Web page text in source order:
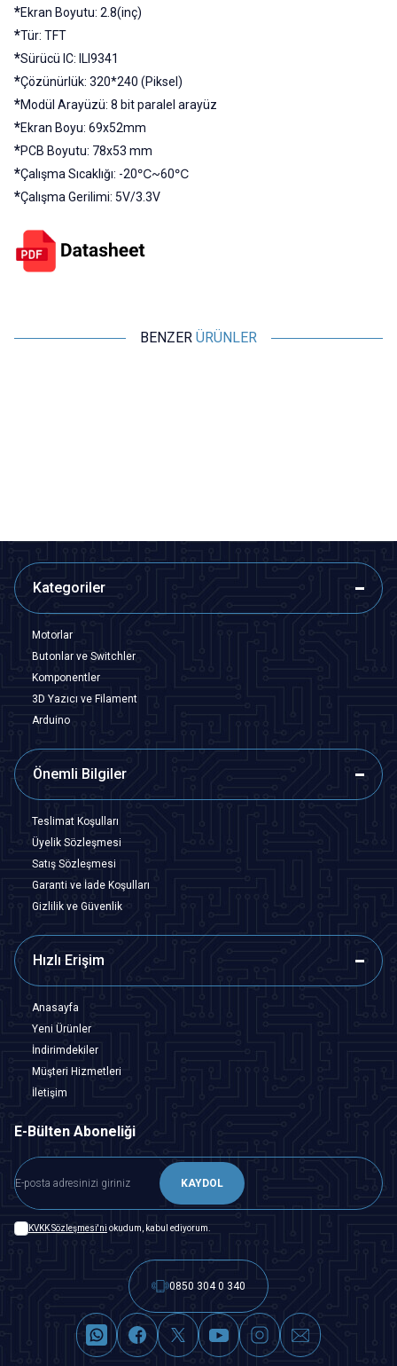
*Ekran Boyutu: 2.8(inç)
*Tür: TFT
*Sürücü IC: ILI9341
*Çözünürlük: 320*240 (Piksel)
*Modül Arayüzü: 8 bit paralel arayüz
*Ekran Boyu: 69x52mm
*PCB Boyutu: 78x53 mm
*Çalışma Sıcaklığı: -20℃~60℃
*Çalışma Gerilimi: 5V/3.3V
BENZER ÜRÜNLER
Kategoriler
Motorlar
Butonlar ve Switchler
Komponentler
3D Yazıcı ve Filament
Arduino
Önemli Bilgiler
Teslimat Koşulları
Üyelik Sözleşmesi
Satış Sözleşmesi
Garanti ve İade Koşulları
Gizlilik ve Güvenlik
Hızlı Erişim
Anasayfa
Yeni Ürünler
İndirimdekiler
Müşteri Hizmetleri
İletişim
E-Bülten Aboneliği
KAYDOL
KVKK Sözleşmesi'ni okudum, kabul ediyorum.
0850 304 0 340